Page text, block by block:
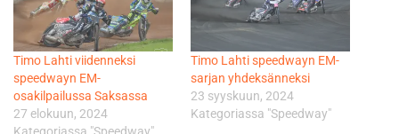
Timo Lahti viidenneksi
speedwayn EM-
osakilpailussa Saksassa
27 elokuun, 2024
Timo Lahti speedwayn EM-
sarjan yhdeksänneksi
23 syyskuun, 2024
Kategoriassa "Speedway"